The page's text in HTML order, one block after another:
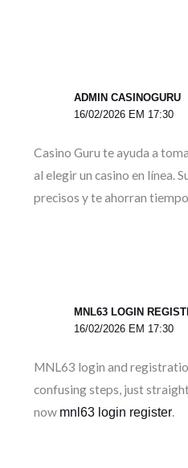
ADMIN CASINOGURU
16/02/2026 EM 17:30
Casino Guru te ayuda a
al elegir un casino en línea.
precisos y te ahorran
MNL63 LOGIN
16/02/2026 EM 17:30
MNL63 login and
confusing steps, just
now mnl63 login register.